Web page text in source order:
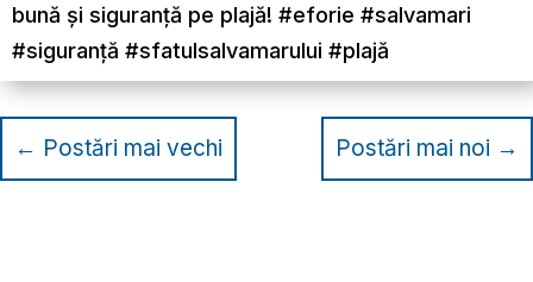
bună și siguranță pe plajă! #eforie #salvamari
#siguranță #sfatulsalvamarului #plajă
← Postări mai vechi Postări mai noi →